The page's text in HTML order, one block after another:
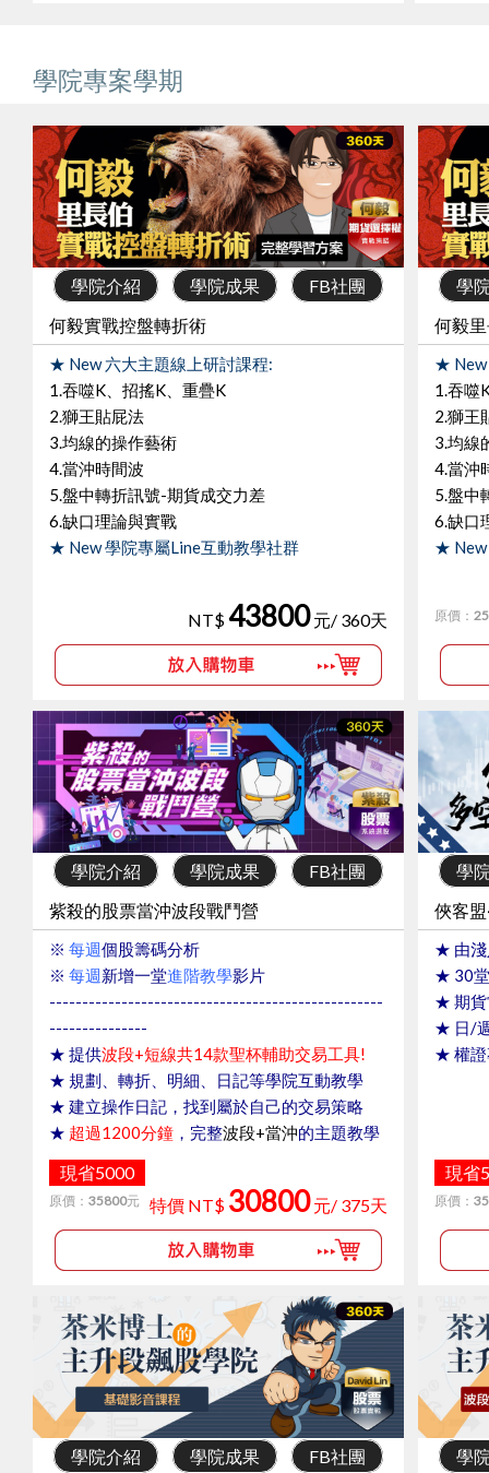
學院專案學期
學院介紹 學院成果
FB社團
何毅實戰控盤轉折術
★ New 六大主題線上研討課程:
1.吞噬K、招搖K、重疊K
2.獅王貼屁法
3.均線的操作藝術
4.當沖時間波
5.盤中轉折訊號-期貨成交力差
6.缺口理論與實戰
★ New 學院專屬Line互動教學社群
1.期貨價位計算法 2.KD指標 3.框形測量術
NT$43800元/ 360天
學
何毅
★ New
1.吞噬
2.獅王
3.均線
4.當沖
5.盤中
6.缺口
★ New
原價：
學院介紹 學院成果
FB社團
紫殺的股票當沖波段戰鬥營
※ 每週個股籌碼分析
※ 每週新增一堂進階教學影片
---------------------------------------------------
---------------
★ 提供波段+短線共14款聖杯輔助交易工具!
★ 規劃、轉折、明細、日記等學院互動教學
★ 建立操作日記，找到屬於自己的交易策略
★ 超過1200分鐘 ，完整波段+當沖的主題教學
影音課程
★ 學院專屬Line@
與老師互動討論
---------------------------------------------------
---------------
6/30前優惠加送15天學期
現省5000
原價： 35800元 特價 NT$ 30800元/ 375天
學
俠客
★ 由淺
★ 30堂
★ 期貨
★ 日/
★ 權證
現省
原價：
學院介紹 學院成果
FB社團
學